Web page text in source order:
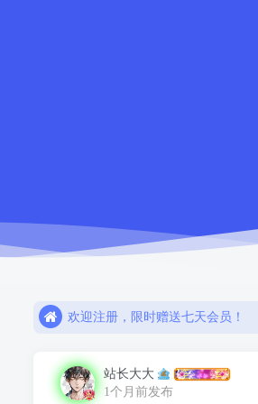
如需解压密码请点击！！
网盘链接失效，请联系站长解决或
欢迎注册，限时赠送七天会员！
站长大大
1个月前发布